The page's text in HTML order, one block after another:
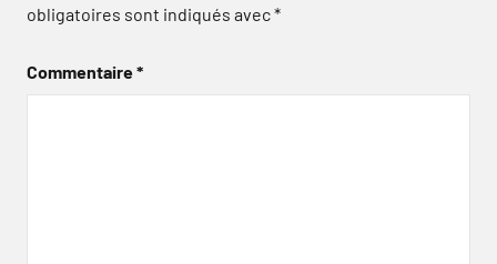
obligatoires sont indiqués avec*
Commentaire*